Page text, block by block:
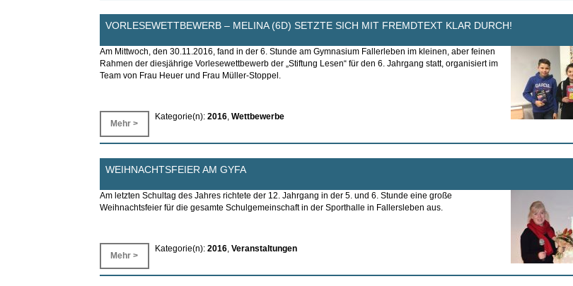
VORLESEWETTBEWERB – MELINA (6D) SETZTE SICH MIT FREMDTEXT KLAR DURCH!
Am Mittwoch, den 30.11.2016, fand in der 6. Stunde am Gymnasium Fallerleben im kleinen, aber feinen
Rahmen der diesjährige Vorlesewettbewerb der „Stiftung Lesen“ für den 6. Jahrgang statt, organisiert im
Team von Frau Heuer und Frau Müller-Stoppel.
Mehr >
Kategorie(n): 2016, Wettbewerbe
WEIHNACHTSFEIER AM GYFA
Am letzten Schultag des Jahres richtete der 12. Jahrgang in der 5. und 6. Stunde eine große
Weihnachtsfeier für die gesamte Schulgemeinschaft in der Sporthalle in Fallersleben aus.
Mehr >
Kategorie(n): 2016, Veranstaltungen